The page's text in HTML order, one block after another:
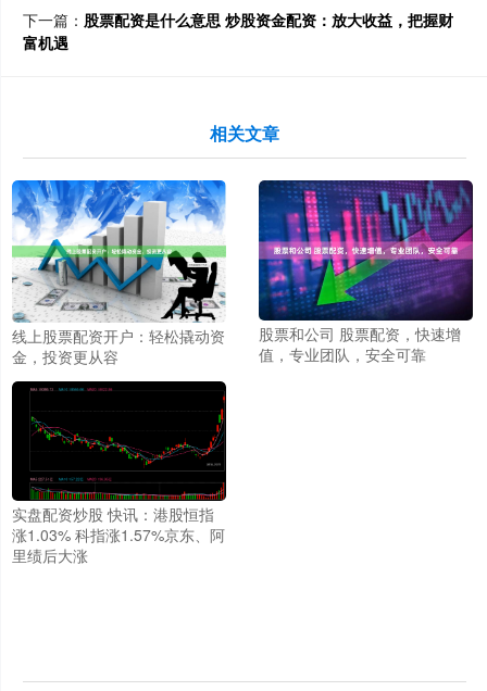
下一篇： 股票配资是什么意思 炒股资金配资：放大收益，把握财
富机遇
相关文章
线上股票配资开户：轻松撬动资
金，投资更从容
股票和公司 股票配资，快速增
值，专业团队，安全可靠
实盘配资炒股 快讯：港股恒指
涨1.03% 科指涨1.57%京东、阿
里绩后大涨